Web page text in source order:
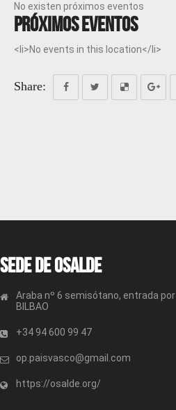
No existen próximos eventos
Próximos eventos
<li>No events in this location</li>
Share:
Sede de OSALDE
Araba nº 6 semisótano, entrada
BILBAO
+34 94 600 99 47
op.paisvasco@gmail.com
https://osalde.org/